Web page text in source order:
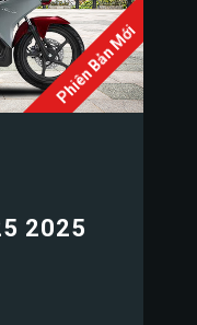
Phiên Bản Mới
2025